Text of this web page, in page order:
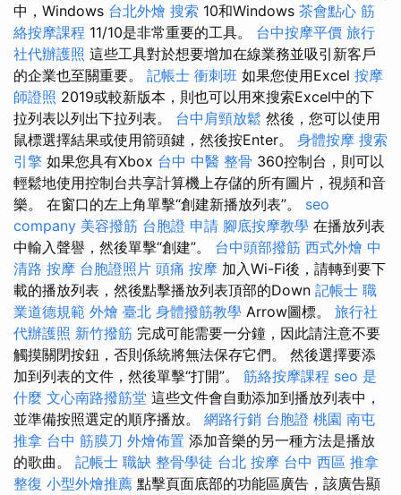
中，Windows 台北外燴 搜索 10和Windows 茶會點心 筋
絡按摩課程 11/10是非常重要的工具。 台中按摩平價 旅行
社代辦護照 這些工具對於想要增加在線業務並吸引新客戶
的企業也至關重要。 記帳士 衝刺班 如果您使用Excel 按摩
師證照 2019或較新版本，則也可以用來搜索Excel中的下
拉列表以列出下拉列表。 台中肩頸放鬆 然後，您可以使用
鼠標選擇結果或使用箭頭鍵，然後按Enter。 身體按摩 搜索
引擎 如果您具有Xbox 台中 中醫 整骨 360控制台，則可以
輕鬆地使用控制台共享計算機上存儲的所有圖片，視頻和音
樂。 在窗口的左上角單擊“創建新播放列表”。 seo
company 美容撥筋 台胞證 申請 腳底按摩教學 在播放列表
中輸入聲譽，然後單擊“創建”。 台中頭部撥筋 西式外燴 中
清路 按摩 台胞證照片 頭痛 按摩 加入Wi-Fi後，請轉到要下
載的播放列表，然後點擊播放列表頂部的Down 記帳士 職
業道德規範 外燴 臺北 身體撥筋教學 Arrow圖標。 旅行社
代辦護照 新竹撥筋 完成可能需要一分鐘，因此請注意不要
觸摸關閉按鈕，否則係統將無法保存它們。 然後選擇要添
加到列表的文件，然後單擊“打開”。 筋絡按摩課程 seo 是
什麼 文心南路撥筋堂 這些文件會自動添加到播放列表中，
並準備按照選定的順序播放。 網路行銷 台胞證 桃園 南屯
推拿 台中 筋膜刀 外燴佈置 添加音樂的另一種方法是播放
的歌曲。 記帳士 職缺 整骨學徒 台北 按摩 台中 西區 推拿
整復 小型外燴推薦 點擊頁面底部的功能區廣告，該廣告顯